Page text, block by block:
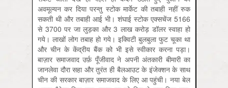
अवमूल्यन कर दिया परन्तु स्टोक मार्केट की तबाही नहीं रुक
सकती थी और तबाही आई भी। शंघाई स्टोक एक्सचेंज 5166
से 3700 पर जा लुड़का और 3 लाख करोड़ डॉलर स्वाहा हो
गये। लाखों लोग तबाह हो गये। इक्विटी बुलबुला फुट चूका था
और चीन के केंद्रीय बैंक को भी इसे स्वीकार करना पड़ा।
बाज़ार समाजवाद उर्फ़ पूँजीवाद ने अपनी अंतकारी बीमारी का
जानलेवा दौरा सहा और तुरंत ही बैलआउट के इंजेक्शन के साथ
चीन की सरकार बाज़ार समाजवाद के लिए आ पहुंची। नया बेल